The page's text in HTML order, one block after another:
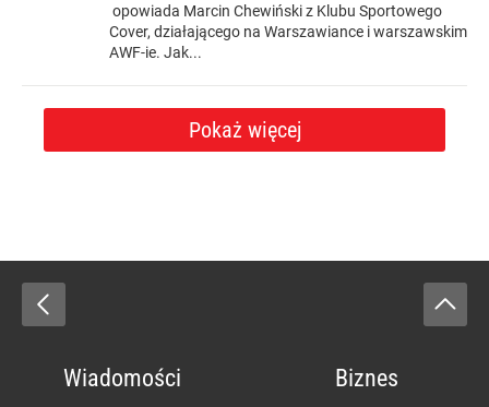
opowiada Marcin Chewiński z Klubu Sportowego
Cover, działającego na Warszawiance i warszawskim
AWF-ie. Jak...
Pokaż więcej
Wiadomości
Biznes